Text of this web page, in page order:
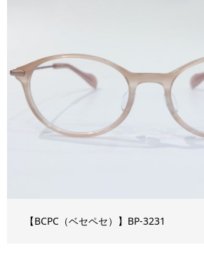
【BCPC（ベセペセ）】BP-3231